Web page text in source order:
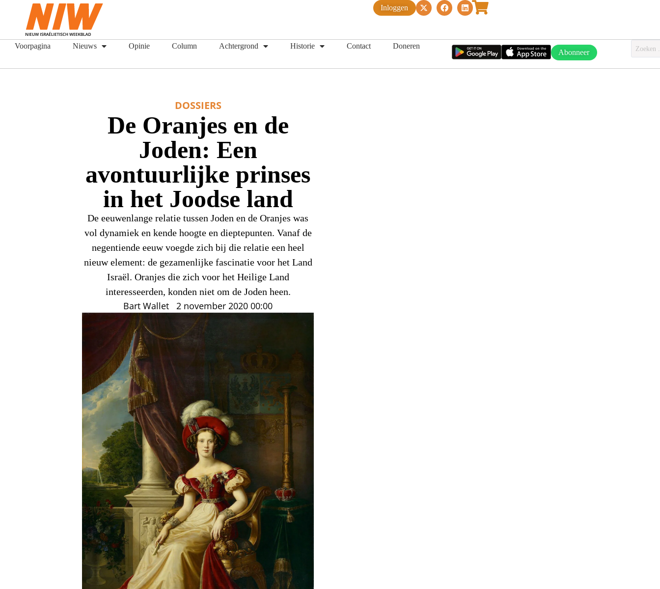
Inloggen
Voorpagina Nieuws Opinie Column Achtergrond Historie Contact Doneren
Abonneer
DOSSIERS
De Oranjes en de
Joden: Een
avontuurlijke prinses
in het Joodse land
De eeuwenlange relatie tussen Joden en de Oranjes was
vol dynamiek en kende hoogte en dieptepunten. Vanaf de
negentiende eeuw voegde zich bij die relatie een heel
nieuw element: de gezamenlijke fascinatie voor het Land
Israël. Oranjes die zich voor het Heilige Land
interesseerden, konden niet om de Joden heen.
Bart Wallet 2 november 2020 00:00